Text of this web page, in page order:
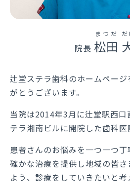
院長 松田
まつだ だ
辻堂ステラ歯科のホームページ
がとうございます。
当院は2014年3月に辻堂駅西口
テラ湘南ビルに開院した歯科医
患者さんのお悩みを一つ一つ
確かな治療を提供し地域の皆
よう、診療をしていきたいと考